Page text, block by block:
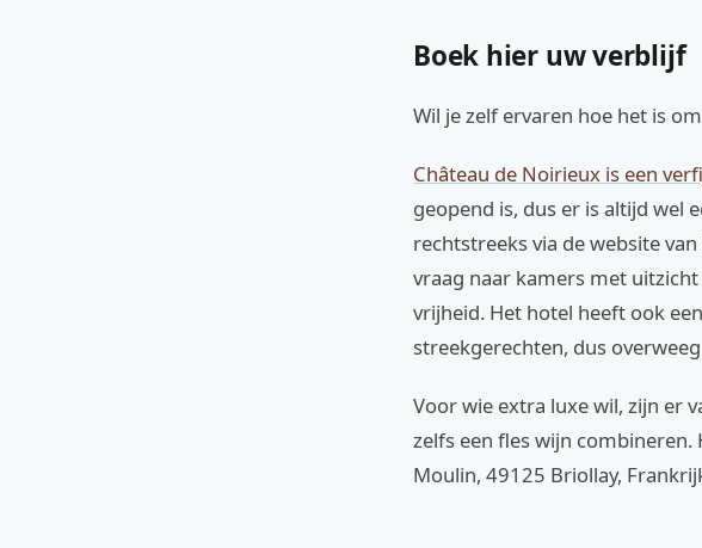
Boek hier uw verblijf
Wil je zelf ervaren hoe het is
Château de Noirieux is een
geopend is, dus er is altijd wel
rechtstreeks via de website
vraag naar kamers met
vrijheid. Het hotel heeft ook
streekgerechten, dus
Voor wie extra luxe wil, zijn er
zelfs een fles wijn
Moulin, 49125 Briollay,